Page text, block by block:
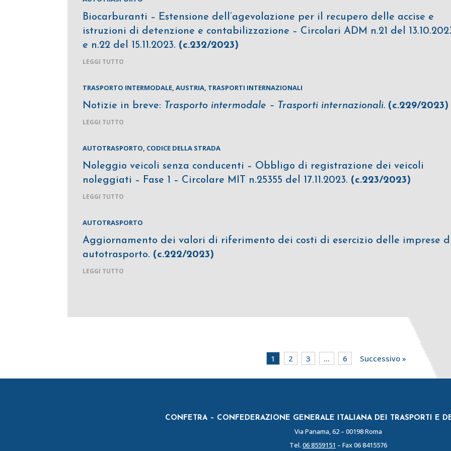
Biocarburanti – Estensione dell’agevolazione per il recupero delle accise e
istruzioni di detenzione e contabilizzazione – Circolari ADM n.21 del
e n.22 del 15.11.2023. (c.232/2023)
LEGGI TUTTO
TRASPORTO INTERMODALE,AUSTRIA, TRASPORTI INTERNAZIONALI
Notizie in breve: Trasporto intermodale – Trasporti internazionali. (c.229/2023)
LEGGI TUTTO
AUTOTRASPORTO, CODICE DELLA STRADA
Noleggio veicoli senza conducenti – Obbligo di registrazione dei veicoli
noleggiati – Fase 1 – Circolare MIT n.25355 del 17.11.2023. (c.223/2023)
LEGGI TUTTO
AUTOTRASPORTO
Aggiornamento dei valori di riferimento dei costi di esercizio delle imprese
autotrasporto. (c.222/2023)
LEGGI TUTTO
1 2 3 … 6 Successivo »
CONFETRA – CONFEDERAZIONE GENERALE ITALIANA DEI TRASPORTI E
Via Panama, 62 – 00198 Roma
Tel. 06 8559151 – Fax 06 8415576